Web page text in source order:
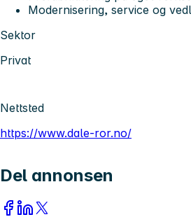
Modernisering, service og
Sektor
Privat
Nettsted
https://www.dale-ror.no/
Del annonsen